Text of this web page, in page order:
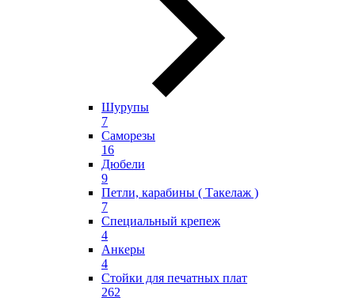
Шурупы
7
Саморезы
16
Дюбели
9
Петли, карабины ( Такелаж )
7
Специальный крепеж
4
Анкеры
4
Стойки для печатных плат
262